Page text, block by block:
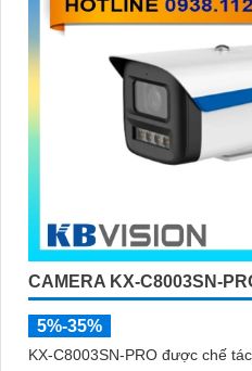
CAMERA KX-C8003SN-
5%-35%
KX-C8003SN-PRO được chế